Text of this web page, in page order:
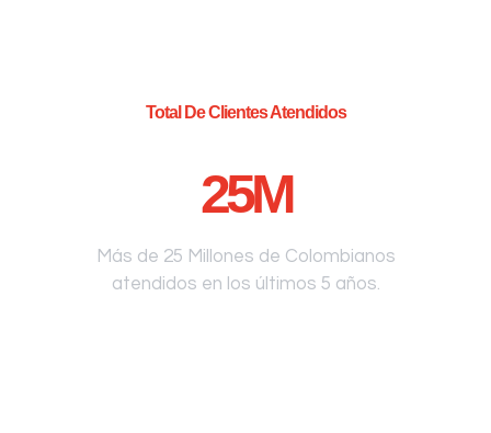
Total De Clientes Atendidos
25M
Más de 25 Millones de Colombianos
atendidos en los últimos 5 años.